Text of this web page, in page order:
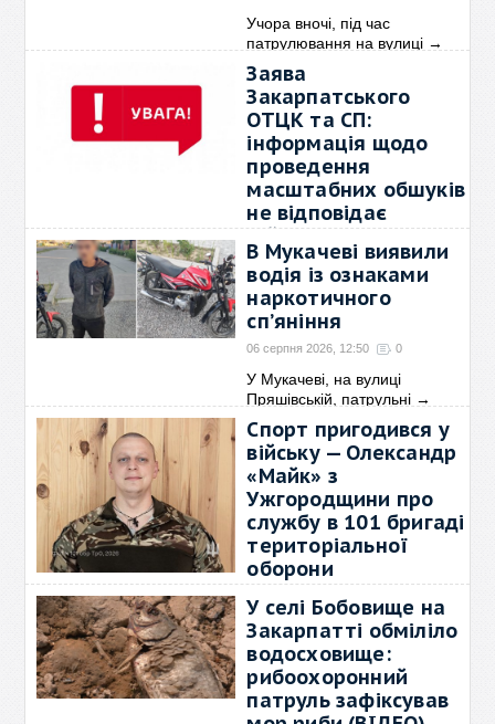
Учора вночі, під час
патрулювання на вулиці →
Заява
Закарпатського
ОТЦК та СП:
інформація щодо
проведення
масштабних обшуків
не відповідає
дійсності
06 серпня 2026, 12:57 0
У зв'язку з поширенням у
медіа та соціальних
В Мукачеві виявили
водія із ознаками
наркотичного
спʼяніння
06 серпня 2026, 12:50 0
У Мукачеві, на вулиці
Пряшівській, патрульні →
Спорт пригодився у
війську — Олександр
«Майк» з
Ужгородщини про
службу в 101 бригаді
територіальної
оборони
До війни Олександр активно
займався спортом: →
У селі Бобовище на
Закарпатті обміліло
водосховище:
рибоохоронний
патруль зафіксував